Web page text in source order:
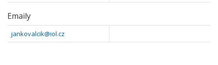
Emaily
jankovalcik@iol.cz